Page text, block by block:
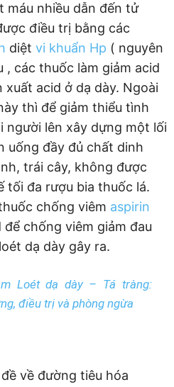
máu nhiều dẫn đến tử
điều trị bằng các
diệt vi khuẩn Hp ( nguyên
, các thuốc làm giảm acid
xuất acid ở dạ dày. Ngoài
thì để giảm thiểu tình
người lên xây dựng một lối
uống đầy đủ chất dinh
trái cây, không được
tối đa rượu bia thuốc lá.
chống viêm aspirin
chống viêm giảm đau
dạ dày gây ra.
Loét dạ dày – Tá tràng:
điều trị và phòng ngừa
về đường tiêu hóa